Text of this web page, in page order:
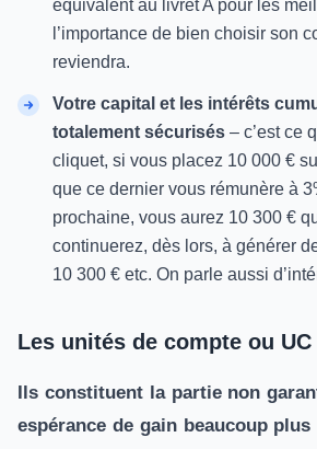
équivalent au livret A pour les
l’importance de bien choisir son
reviendra.
Votre capital et les intérêts
totalement sécurisés – c’est ce
cliquet, si vous placez 10 000 €
que ce dernier vous rémunère à
prochaine, vous aurez 10 300 €
continuerez, dès lors, à générer
10 300 € etc. On parle aussi
Les unités de compte ou UC
Ils constituent la partie non
espérance de gain beaucoup